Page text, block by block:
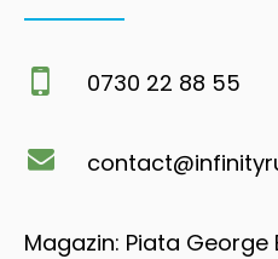
0730 22 88 55
Magazin: Piata George